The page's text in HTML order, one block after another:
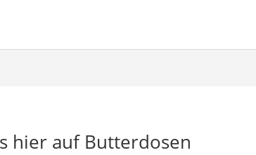
hier auf Butterdosen